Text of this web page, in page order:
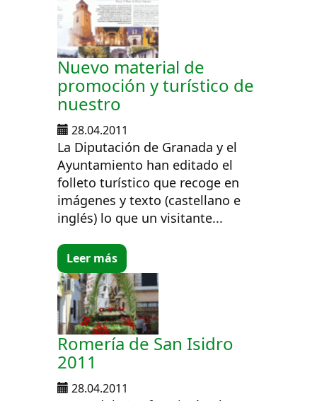
Nuevo material de
promoción y turístico de
nuestro
28.04.2011
La Diputación de Granada y el
Ayuntamiento han editado el
folleto turístico que recoge en
imágenes y texto (castellano e
inglés) lo que un visitante...
Leer más
Romería de San Isidro
2011
28.04.2011